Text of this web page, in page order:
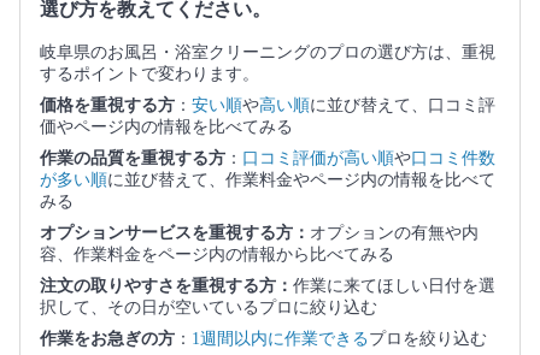
選び方を教えてください。
岐阜県のお風呂・浴室クリーニングのプロの選び方は、重視
するポイントで変わります。
価格を重視する方 ： 安い順や高い順に並び替えて、口コミ評
価やページ内の情報を比べてみる
作業の品質を重視する方 ： 口コミ評価が高い順や口コミ件数
が多い順に並び替えて、作業料金やページ内の情報を比べて
みる
オプションサービスを重視する方： オプションの有無や内
容、作業料金をページ内の情報から比べてみる
注文の取りやすさを重視する方： 作業に来てほしい日付を選
択して、その日が空いているプロに絞り込む
作業をお急ぎの方 ： 1週間以内に作業できるプロを絞り込む